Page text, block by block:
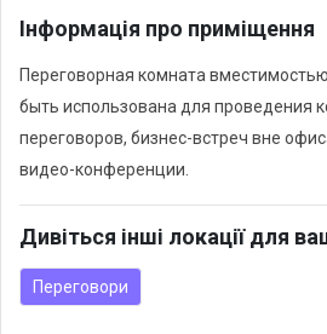
Інформація про приміщення
Переговорная комната
быть использована для проведения
переговоров, бизнес-встреч вне
видео-конференции.
Дивіться інші локації для
Переговори